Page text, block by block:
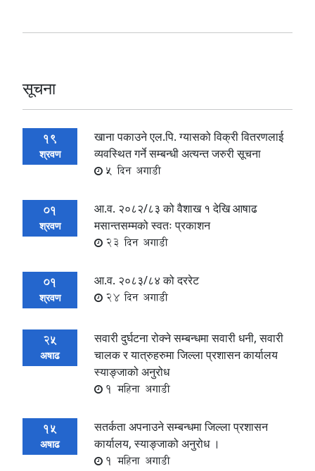
सूचना
19
श्रवण
खाना पकाउने एल.पि. ग्यासको विक्री वितरणलाई
व्यवस्थित गर्ने सम्बन्धी अत्यन्त जरुरी सूचना
5 दिन अगाडी
01
श्रवण
आ‍.व. २०८२/८३ को वैशाख १ देखि आषाढ
मसान्तसम्मको स्वतः प्रकाशन
23 दिन अगाडी
01
श्रवण
आ.व. २०८३/८४ को दररेट
24 दिन अगाडी
25
अषाढ
सवारी दुर्घटना रोक्ने सम्बन्धमा सवारी धनी, सवारी
चालक र यात्रुहरुमा जिल्ला प्रशासन कार्यालय
स्याङ्जाको अनुरोध
1 महिना अगाडी
15
अषाढ
सतर्कता अपनाउने सम्बन्धमा जिल्ला प्रशासन
कार्यालय, स्याङ्जाको अनुरोध ।
1 महिना अगाडी